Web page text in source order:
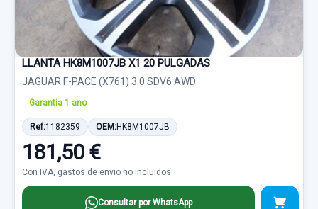
LLANTA HK8M1007JB X1 20 PULGADAS
JAGUAR F-PACE (X761) 3.0 SDV6 AWD
Garantia 1 ano
Ref:1182359 OEM:HK8M1007JB
181,50 €
Con IVA, gastos de envio no incluidos.
Consultar por WhatsApp